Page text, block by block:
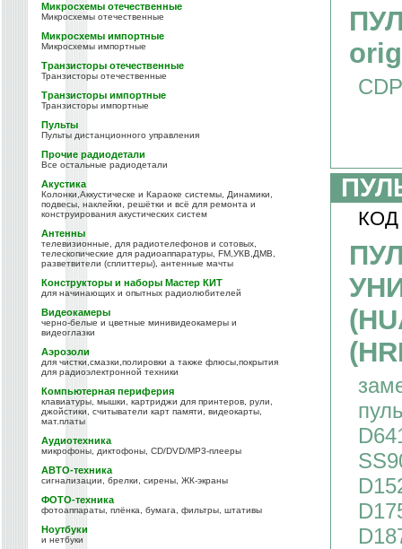
Микросхемы отечественные
Микросхемы отечественные
Микросхемы импортные
Микросхемы импортные
Транзисторы отечественные
Транзисторы отечественные
Транзисторы импортные
Транзисторы импортные
Пульты
Пульты дистанционного управления
Прочие радиодетали
Все остальные радиодетали
Акустика
Колонки,Аккустическе и Караоке системы, Динамики,
подвесы, наклейки, решётки и всё для ремонта и
конструирования акустических систем
Антенны
телевизионные, для радиотелефонов и сотовых,
телескопические для радиоаппаратуры, FM,УКВ,ДМВ,
разветвители (сплиттеры), антенные мачты
Конструкторы и наборы Мастер КИТ
для начинающих и опытных радиолюбителей
Видеокамеры
черно-белые и цветные минивидеокамеры и
видеоглазки
Аэрозоли
для чистки,смазки,полировки а также флюсы,покрытия
для радиоэлектронной техники
Компьютерная периферия
клавиатуры, мышки, картриджи для принтеров, рули,
джойстики, считыватели карт памяти, видеокарты,
мат.платы
Аудиотехника
микрофоны, диктофоны, CD/DVD/MP3-плееры
АВТО-техника
сигнализации, брелки, сирены, ЖК-экраны
ФОТО-техника
фотоаппараты, плёнка, бумага, фильтры, штативы
Ноутбуки
и нетбуки
orig
CDP
КОД